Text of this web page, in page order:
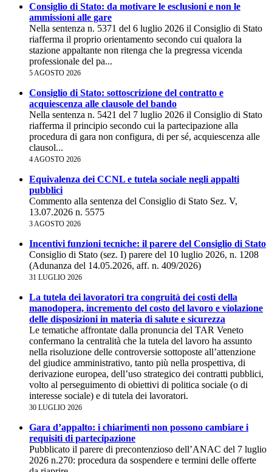
Consiglio di Stato: da motivare le esclusioni e non le
ammissioni alle gare
Nella sentenza n. 5371 del 6 luglio 2026 il Consiglio di Stato
riafferma il proprio orientamento secondo cui qualora la
stazione appaltante non ritenga che la pregressa vicenda
professionale del pa...
5 AGOSTO 2026
Consiglio di Stato: sottoscrizione del contratto e
acquiescenza alle clausole del bando
Nella sentenza n. 5421 del 7 luglio 2026 il Consiglio di Stato
riafferma il principio secondo cui la partecipazione alla
procedura di gara non configura, di per sé, acquiescenza alle
clausol...
4 AGOSTO 2026
Equivalenza dei CCNL e tutela sociale negli appalti
pubblici
Commento alla sentenza del Consiglio di Stato Sez. V,
13.07.2026 n. 5575
3 AGOSTO 2026
Incentivi funzioni tecniche: il parere del Consiglio di Stato
Consiglio di Stato (sez. I) parere del 10 luglio 2026, n. 1208
(Adunanza del 14.05.2026, aff. n. 409/2026)
31 LUGLIO 2026
La tutela dei lavoratori tra congruità dei costi della
manodopera, incremento del costo del lavoro e violazione
delle disposizioni in materia di salute e sicurezza
Le tematiche affrontate dalla pronuncia del TAR Veneto
confermano la centralità che la tutela del lavoro ha assunto
nella risoluzione delle controversie sottoposte all’attenzione
del giudice amministrativo, tanto più nella prospettiva, di
derivazione europea, dell’uso strategico dei contratti pubblici,
volto al perseguimento di obiettivi di politica sociale (o di
interesse sociale) e di tutela dei lavoratori.
30 LUGLIO 2026
Gara d’appalto: i chiarimenti non possono cambiare i
requisiti di partecipazione
Pubblicato il parere di precontenzioso dell’ANAC del 7 luglio
2026 n.270: procedura da sospendere e termini delle offerte